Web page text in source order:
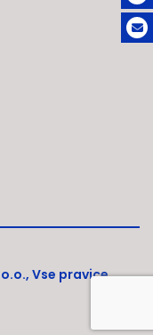
Vse pravice